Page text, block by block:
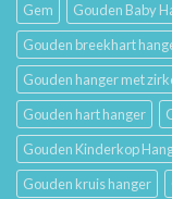
Gem
Gouden Baby
Gouden breekhart
Gouden hanger met
Gouden hart hanger
Gouden Kinderkop
Gouden kruis hanger